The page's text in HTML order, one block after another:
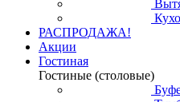
РАСПРОДАЖА!
Акции
Гостиная
Гостиные (столовые)